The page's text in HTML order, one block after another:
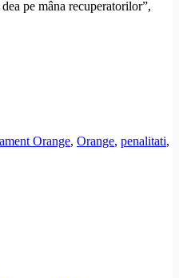
pe mâna recuperatorilor”,
Orange, Orange, penalitati,